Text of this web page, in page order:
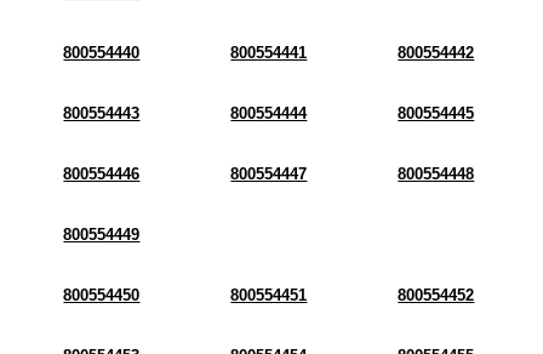
800554440 800554441 800554442
800554443 800554444 800554445
800554446 800554447 800554448
800554449
800554450 800554451 800554452